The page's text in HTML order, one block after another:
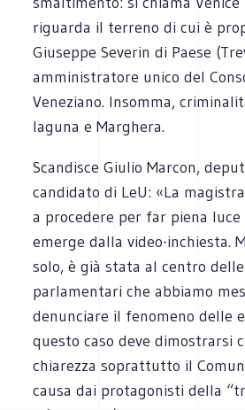
riguarda il terreno di cui è
Giuseppe Severin di Paese
amministratore unico del
Veneziano. Insomma,
laguna e Marghera.
Scandisce Giulio Marcon,
candidato di LeU: «La
a procedere per far piena
emerge dalla video-inchiesta.
solo, è già stata al centro
parlamentari che abbiamo
denunciare il fenomeno delle
questo caso deve dimostrarsi
chiarezza soprattutto il
causa dai protagonisti della